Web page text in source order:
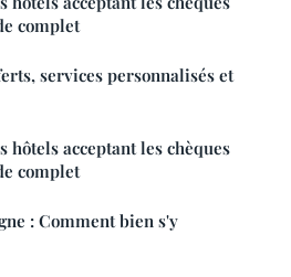
complet
services personnalisés et
acceptant les chèques
complet
: Comment bien s'y